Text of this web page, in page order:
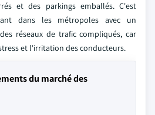
et des parkings emballés. C'est
dans les métropoles avec un
réseaux de trafic compliqués, car
et l'irritation des conducteurs.
du marché des